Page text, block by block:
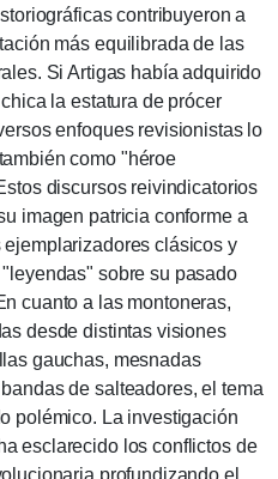
contribuyeron a
más equilibrada de las
Si Artigas había adquirido
la estatura de prócer
enfoques revisionistas lo
como "héroe
discursos reivindicatorios
imagen patricia conforme a
ejemplarizadores clásicos y
sobre su pasado
cuanto a las montoneras,
desde distintas visiones
gauchas, mesnadas
de salteadores, el tema
polémico. La investigación
esclarecido los conflictos de
profundizando el